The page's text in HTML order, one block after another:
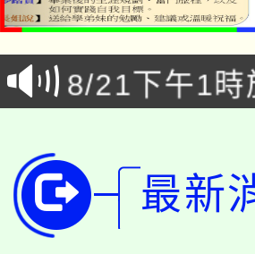
「本色祭」
場熱烈登場!
8/21下午1時
YOUNG桃
局官網。
8月14至27
開!
115年桃園
最新